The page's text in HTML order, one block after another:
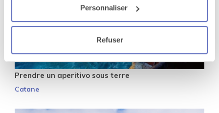
Personnaliser
Refuser
Prendre un aperitivo sous terre
Catane